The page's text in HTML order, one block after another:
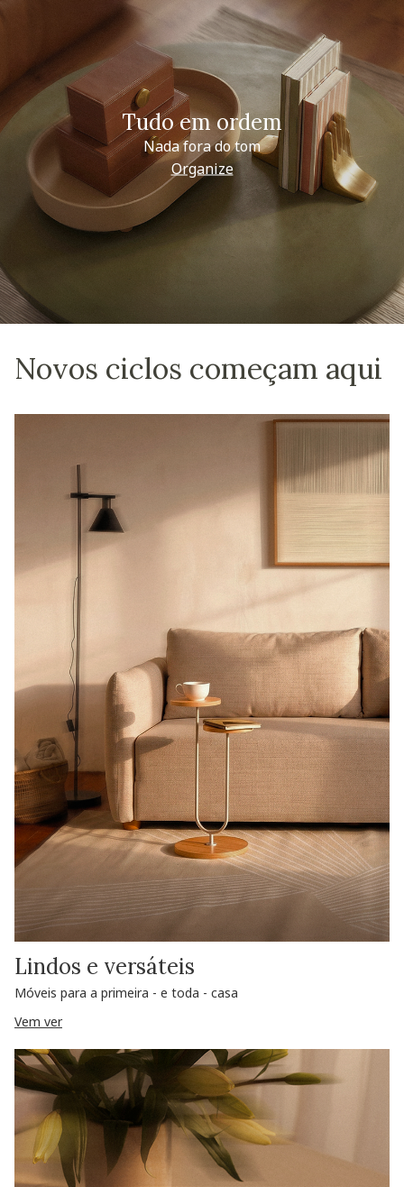
Tudo em ordem
Nada fora do tom
Organize
Novos ciclos começam aqui
Lindos e versáteis
Móveis para a primeira - e toda - casa
Vem ver